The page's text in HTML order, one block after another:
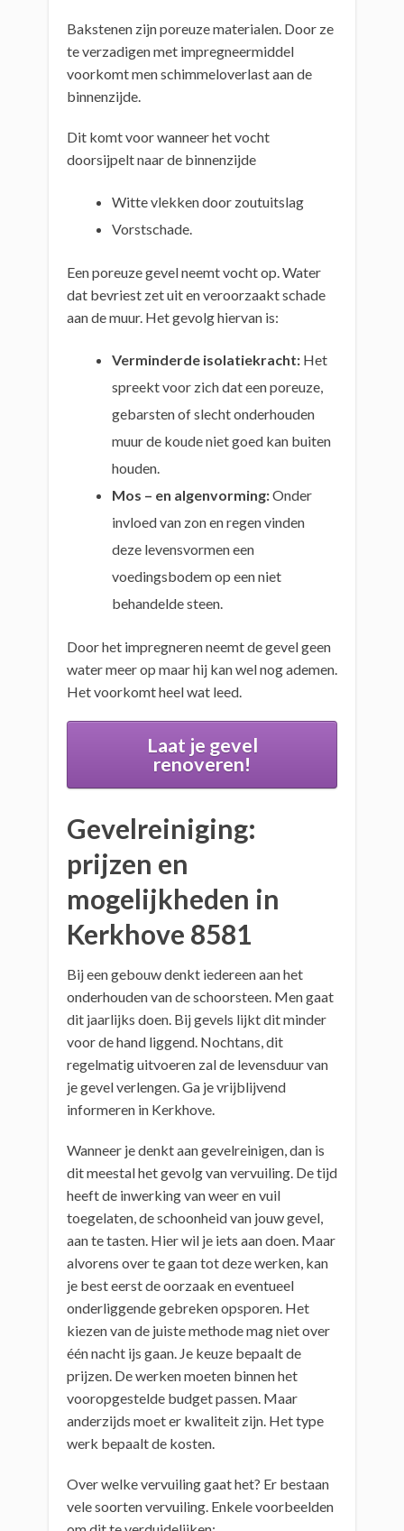
Bakstenen zijn poreuze materialen. Door ze
te verzadigen met impregneermiddel
voorkomt men schimmeloverlast aan de
binnenzijde.
Dit komt voor wanneer het vocht
doorsijpelt naar de binnenzijde
Witte vlekken door zoutuitslag
Vorstschade.
Een poreuze gevel neemt vocht op. Water
dat bevriest zet uit en veroorzaakt schade
aan de muur. Het gevolg hiervan is:
Verminderde isolatiekracht: Het
spreekt voor zich dat een poreuze,
gebarsten of slecht onderhouden
muur de koude niet goed kan buiten
houden.
Mos – en algenvorming:Onder
invloed van zon en regen vinden
deze levensvormen een
voedingsbodem op een niet
behandelde steen.
Door het impregneren neemt de gevel geen
water meer op maar hij kan wel nog ademen.
Het voorkomt heel wat leed.
Laat je gevel
renoveren!
Gevelreiniging:
prijzen en
mogelijkheden in
Kerkhove 8581
Bij een gebouw denkt iedereen aan het
onderhouden van de schoorsteen. Men gaat
dit jaarlijks doen. Bij gevels lijkt dit minder
voor de hand liggend. Nochtans, dit
regelmatig uitvoeren zal de levensduur van
je gevel verlengen. Ga je vrijblijvend
informeren in Kerkhove.
Wanneer je denkt aan gevelreinigen, dan is
dit meestal het gevolg van vervuiling. De tijd
heeft de inwerking van weer en vuil
toegelaten, de schoonheid van jouw gevel,
aan te tasten. Hier wil je iets aan doen. Maar
alvorens over te gaan tot deze werken, kan
je best eerst de oorzaak en eventueel
onderliggende gebreken opsporen. Het
kiezen van de juiste methode mag niet over
één nacht ijs gaan. Je keuze bepaalt de
prijzen. De werken moeten binnen het
vooropgestelde budget passen. Maar
anderzijds moet er kwaliteit zijn. Het type
werk bepaalt de kosten.
Over welke vervuiling gaat het? Er bestaan
vele soorten vervuiling. Enkele voorbeelden